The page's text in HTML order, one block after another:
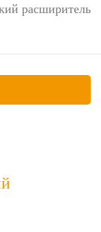
расширитель